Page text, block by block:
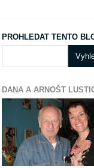
PROHLEDAT TENTO
DANA A ARNOŠT